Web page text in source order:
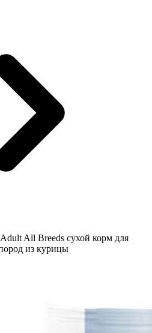
All Breeds сухой корм для
из курицы